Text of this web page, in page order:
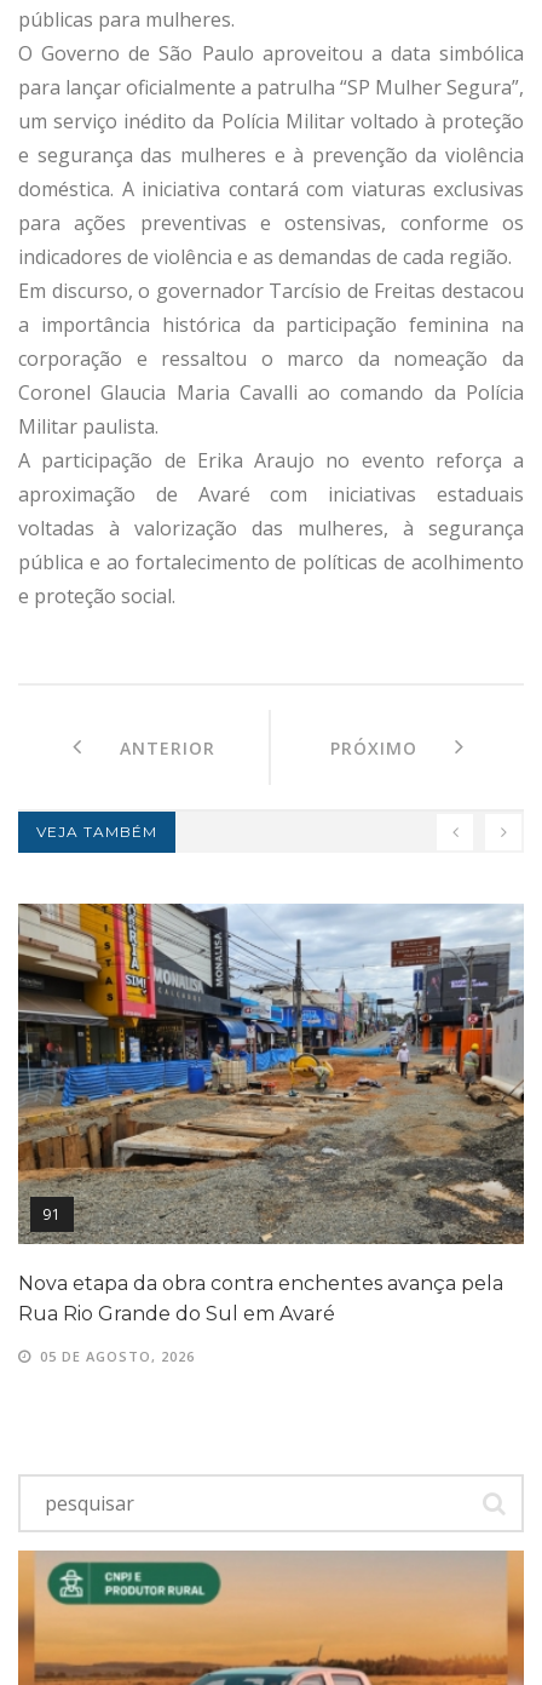
públicas para mulheres.
O Governo de São Paulo aproveitou a data simbólica
para lançar oficialmente a patrulha “SP Mulher Segura”,
um serviço inédito da Polícia Militar voltado à proteção
e segurança das mulheres e à prevenção da violência
doméstica. A iniciativa contará com viaturas exclusivas
para ações preventivas e ostensivas, conforme os
indicadores de violência e as demandas de cada região.
Em discurso, o governador Tarcísio de Freitas destacou
a importância histórica da participação feminina na
corporação e ressaltou o marco da nomeação da
Coronel Glaucia Maria Cavalli ao comando da Polícia
Militar paulista.
A participação de Erika Araujo no evento reforça a
aproximação de Avaré com iniciativas estaduais
voltadas à valorização das mulheres, à segurança
pública e ao fortalecimento de políticas de acolhimento
e proteção social.
ANTERIOR PRÓXIMO
VEJA TAMBÉM
91
Nova etapa da obra contra enchentes avança pela
Rua Rio Grande do Sul em Avaré
05 DE AGOSTO, 2026